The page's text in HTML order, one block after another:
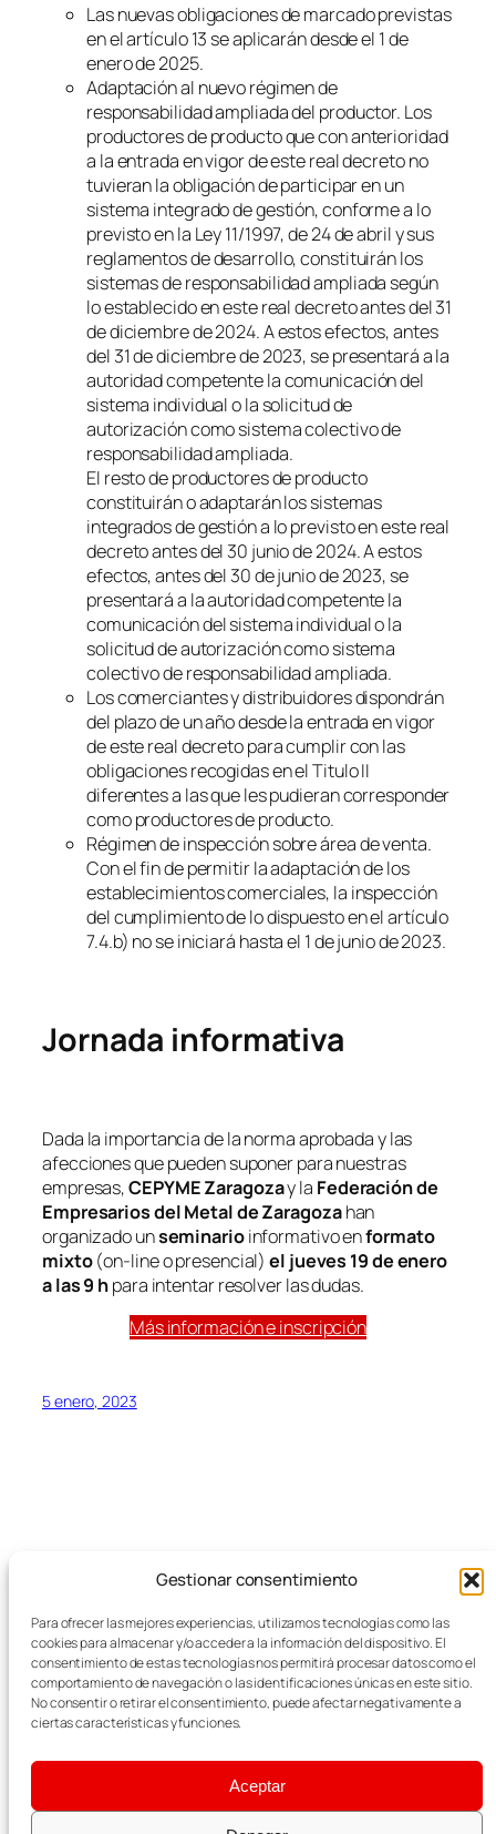
Gestionar consentimiento
Para ofrecer las mejores experiencias, utilizamos tecnologías como las
cookies para almacenar y/o acceder a la información del dispositivo. El
consentimiento de estas tecnologías nos permitirá procesar datos como el
comportamiento de navegación o las identificaciones únicas en este sitio.
No consentir o retirar el consentimiento, puede afectar negativamente a
ciertas características y funciones.
Aceptar
Las nuevas obligaciones de marcado previstas
en el artículo 13 se aplicarán desde el 1 de
enero de 2025.
Adaptación al nuevo régimen de
responsabilidad ampliada del productor. Los
productores de producto que con anterioridad
a la entrada en vigor de este real decreto no
tuvieran la obligación de participar en un
sistema integrado de gestión, conforme a lo
previsto en la Ley 11/1997, de 24 de abril y sus
reglamentos de desarrollo, constituirán los
sistemas de responsabilidad ampliada según
lo establecido en este real decreto antes del 31
de diciembre de 2024. A estos efectos, antes
del 31 de diciembre de 2023, se presentará a la
autoridad competente la comunicación del
sistema individual o la solicitud de
autorización como sistema colectivo de
responsabilidad ampliada.
El resto de productores de producto
constituirán o adaptarán los sistemas
integrados de gestión a lo previsto en este real
decreto antes del 30 junio de 2024. A estos
efectos, antes del 30 de junio de 2023, se
presentará a la autoridad competente la
comunicación del sistema individual o la
solicitud de autorización como sistema
colectivo de responsabilidad ampliada.
Los comerciantes y distribuidores dispondrán
del plazo de un año desde la entrada en vigor
de este real decreto para cumplir con las
obligaciones recogidas en el Titulo II
diferentes a las que les pudieran corresponder
como productores de producto.
Régimen de inspección sobre área de venta.
Con el fin de permitir la adaptación de los
establecimientos comerciales, la inspección
del cumplimiento de lo dispuesto en el artículo
7.4.b) no se iniciará hasta el 1 de junio de 2023.
Jornada informativa
Dada la importancia de la norma aprobada y las
afecciones que pueden suponer para nuestras
empresas,CEPYME Zaragozay la Federación de
Empresarios del Metal de Zaragozahan
organizado unseminarioinformativo enformato
mixto(on-line o presencial)el jueves 19 de enero
a las 9 hpara intentar resolver las dudas.
Más información e inscripción
5 enero, 2023
FEMZ
Empresas del Metal
Blog
Acerca de
FAQs
Autores
Eventos
Tienda
Patrones
Temas